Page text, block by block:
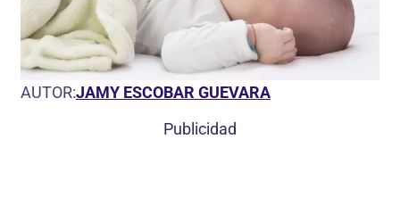
AUTOR:JAMY ESCOBAR GUEVARA
Publicidad